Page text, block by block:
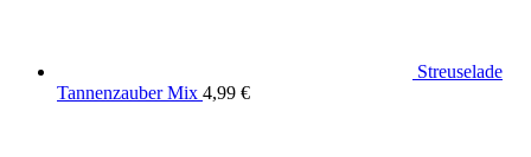
Streuselade
Tannenzauber Mix 4,99 €